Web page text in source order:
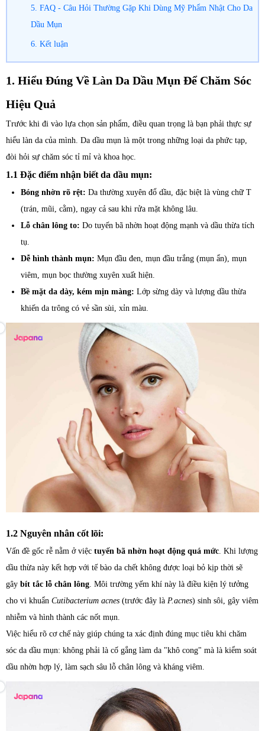
5. FAQ - Câu Hỏi Thường Gặp Khi Dùng Mỹ Phẩm Nhật Cho Da
Dầu Mụn
6. Kết luận
1. Hiểu Đúng Về Làn Da Dầu Mụn Để Chăm Sóc
Hiệu Quả
Trước khi đi vào lựa chọn sản phẩm, điều quan trọng là bạn phải thực sự
hiểu làn da của mình. Da dầu mụn là một trong những loại da phức tạp,
đòi hỏi sự chăm sóc tỉ mỉ và khoa học.
1.1 Đặc điểm nhận biết da dầu mụn:
Bóng nhờn rõ rệt: Da thường xuyên đổ dầu, đặc biệt là vùng chữ T
(trán, mũi, cằm), ngay cả sau khi rửa mặt không lâu.
Lỗ chân lông to: Do tuyến bã nhờn hoạt động mạnh và dầu thừa tích
tụ.
Dễ hình thành mụn: Mụn đầu đen, mụn đầu trắng (mụn ẩn), mụn
viêm, mụn bọc thường xuyên xuất hiện.
Bề mặt da dày, kém mịn màng: Lớp sừng dày và lượng dầu thừa
khiến da trông có vẻ sần sùi, xỉn màu.
1.2 Nguyên nhân cốt lõi:
Vấn đề gốc rễ nằm ở việc tuyến bã nhờn hoạt động quá mức. Khi lượng
dầu thừa này kết hợp với tế bào da chết không được loại bỏ kịp thời sẽ
gây bít tắc lỗ chân lông. Môi trường yếm khí này là điều kiện lý tưởng
cho vi khuẩn Cutibacterium acnes (trước đây là P.acnes) sinh sôi, gây viêm
nhiễm và hình thành các nốt mụn.
Việc hiểu rõ cơ chế này giúp chúng ta xác định đúng mục tiêu khi chăm
sóc da dầu mụn: không phải là cố gắng làm da "khô cong" mà là kiểm soát
dầu nhờn hợp lý, làm sạch sâu lỗ chân lông và kháng viêm.